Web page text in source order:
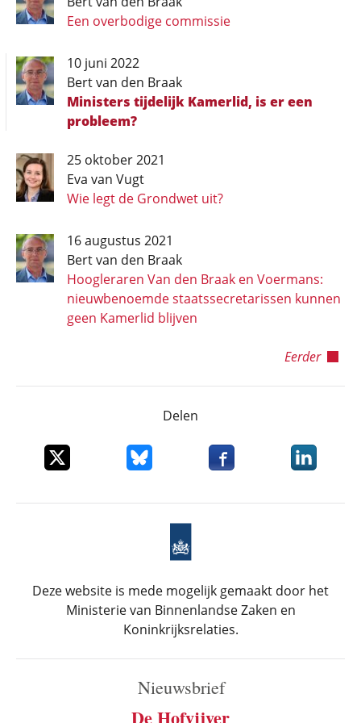
Een overbodige commissie
10 juni 2022
Bert van den Braak
Ministers tijdelijk Kamerlid, is er een
probleem?
25 oktober 2021
Eva van Vugt
Wie legt de Grondwet uit?
16 augustus 2021
Bert van den Braak
Hoogleraren Van den Braak en Voermans:
nieuwbenoemde staatssecretarissen kunnen
geen Kamerlid blijven
Eerder
Delen
Deel dit item op XDeel dit item op Bluesky
Deel dit item opDeel dit
Deze website is mede mogelijk gemaakt door het
Ministerie van Binnenlandse Zaken en
Koninkrijksrelaties.
Nieuwsbrief